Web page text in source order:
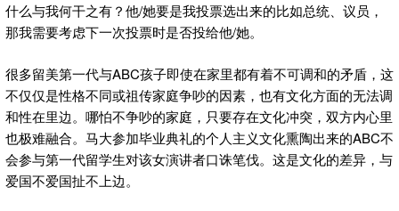
什么与我何干之有？他/她要是我投票选出来的比如总统、议员，
那我需要考虑下一次投票时是否投给他/她。
很多留美第一代与ABC孩子即使在家里都有着不可调和的矛盾，这
不仅仅是性格不同或祖传家庭争吵的因素，也有文化方面的无法调
和性在里边。哪怕不争吵的家庭，只要存在文化冲突，双方内心里
也极难融合。马大参加毕业典礼的个人主义文化熏陶出来的ABC不
会参与第一代留学生对该女演讲者口诛笔伐。这是文化的差异，与
爱国不爱国扯不上边。